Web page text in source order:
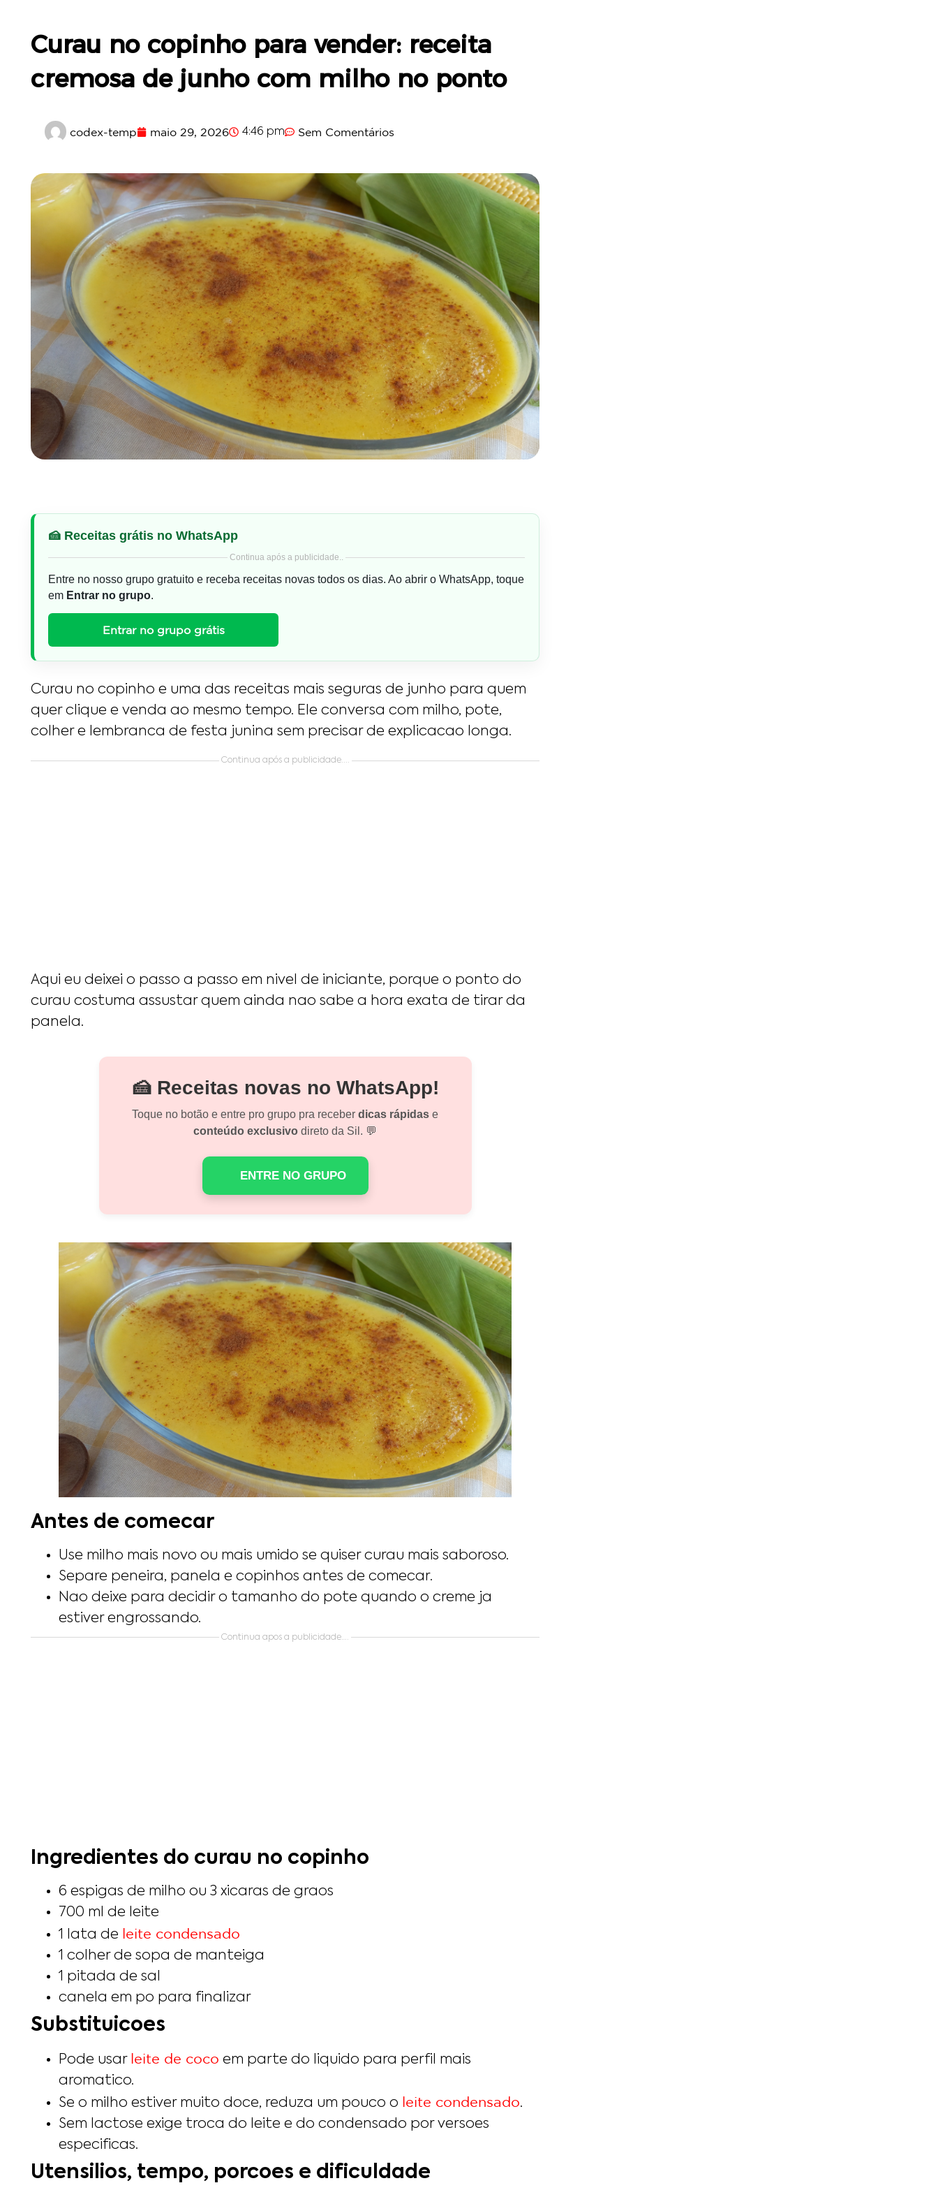
Curau no copinho para vender: receita
cremosa de junho com milho no ponto
codex-temp maio 29, 2026 4:46 pm Sem Comentários
🍰 Receitas grátis no WhatsApp
Continua após a publicidade..
Entre no nosso grupo gratuito e receba receitas novas todos os dias. Ao abrir o WhatsApp, toque
em Entrar no grupo.
Entrar no grupo grátis
Curau no copinho e uma das receitas mais seguras de junho para quem
quer clique e venda ao mesmo tempo. Ele conversa com milho, pote,
colher e lembranca de festa junina sem precisar de explicacao longa.
Continua após a publicidade....
Aqui eu deixei o passo a passo em nivel de iniciante, porque o ponto do
curau costuma assustar quem ainda nao sabe a hora exata de tirar da
panela.
🍰 Receitas novas no WhatsApp!
Toque no botão e entre pro grupo pra receber dicas rápidas e
conteúdo exclusivo direto da Sil. 💬
ENTRE NO GRUPO
Antes de comecar
Use milho mais novo ou mais umido se quiser curau mais saboroso.
Separe peneira, panela e copinhos antes de comecar.
Nao deixe para decidir o tamanho do pote quando o creme ja
estiver engrossando.
Continua apos a publicidade….
Ingredientes do curau no copinho
6 espigas de milho ou 3 xicaras de graos
700 ml de leite
1 lata de leite condensado
1 colher de sopa de manteiga
1 pitada de sal
canela em po para finalizar
Substituicoes
Pode usar leite de coco em parte do liquido para perfil mais
aromatico.
Se o milho estiver muito doce, reduza um pouco o leite condensado.
Sem lactose exige troca do leite e do condensado por versoes
especificas.
Utensilios, tempo, porcoes e dificuldade